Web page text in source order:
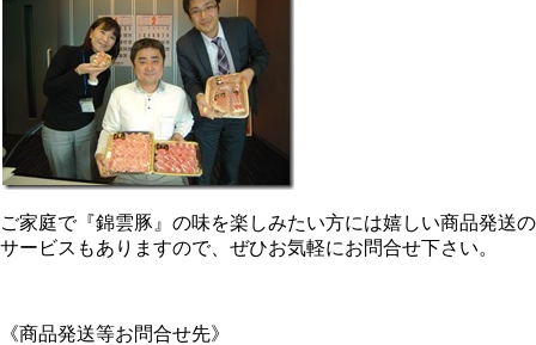
ご家庭で『錦雲豚』の味を楽しみたい方には嬉しい商品発送の
サービスもありますので、ぜひお気軽にお問合せ下さい。
《商品発送等お問合せ先》